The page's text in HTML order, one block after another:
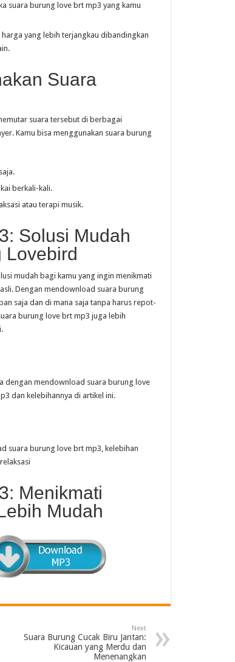
suara burung love brt mp3 yang kamu
yang lebih terjangkau dibandingkan
Suara
suara tersebut di berbagai
Kamu bisa menggunakan suara burung
berkali-kali.
atau terapi musik.
Solusi Mudah
Lovebird
mudah bagi kamu yang ingin menikmati
Dengan mendownload suara burung
saja dan di mana saja tanpa harus repot-
burung love brt mp3 juga lebih
dengan mendownload suara burung love
dan kelebihannya di artikel ini.
suara burung love brt mp3, kelebihan
Menikmati
Mudah
Next
Suara Burung Cucak Biru Jantan:
Kicauan yang Merdu dan
Menenangkan